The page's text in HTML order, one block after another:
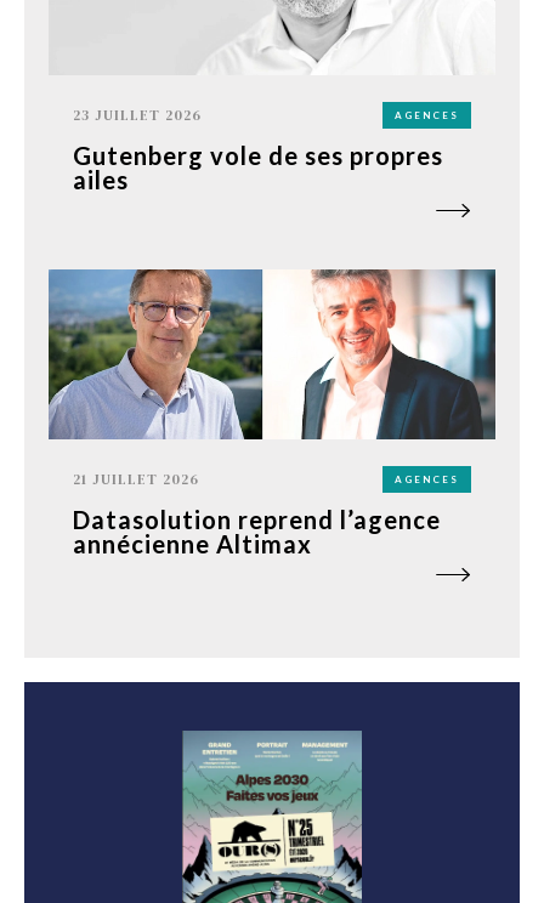
23 JUILLET 2026 AGENCES
Gutenberg vole de ses propres
ailes
21 JUILLET 2026 AGENCES
Datasolution reprend l’agence
annécienne Altimax